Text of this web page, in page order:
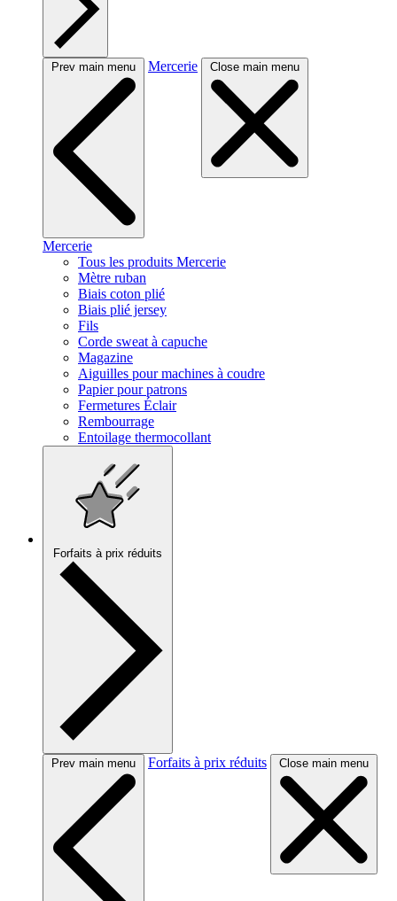
Prev main menu Mercerie Close main menu
Mercerie
Tous les produits Mercerie
Mètre ruban
Biais coton plié
Biais plié jersey
Fils
Corde sweat à capuche
Magazine
Aiguilles pour machines à coudre
Papier pour patrons
Fermetures Éclair
Rembourrage
Entoilage thermocollant
Forfaits à prix réduits
Prev main menu Forfaits à prix réduits Close main menu